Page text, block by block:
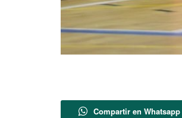
Compartir en Whatsapp